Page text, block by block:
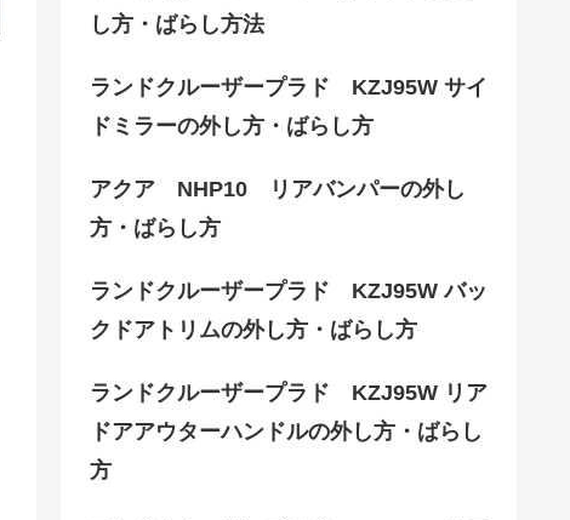
し方・ばらし方法
ランドクルーザープラド KZJ95W サイ
ドミラーの外し方・ばらし方
アクア NHP10 リアバンパーの外し
方・ばらし方
ランドクルーザープラド KZJ95W バッ
クドアトリムの外し方・ばらし方
ランドクルーザープラド KZJ95W リア
ドアアウターハンドルの外し方・ばらし
方